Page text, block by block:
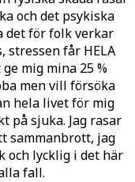
och det psykiska
det för folk verkar
stressen får HELA
mig mina 25 %
men vill försöka
hela livet för mig
på sjuka. Jag rasar
sammanbrott, jag
och lycklig i det här
fall.